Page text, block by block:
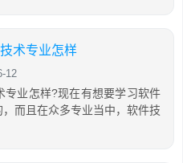
术专业怎样
12
专业怎样?现在有想要学习软件
而且在众多专业当中，软件技